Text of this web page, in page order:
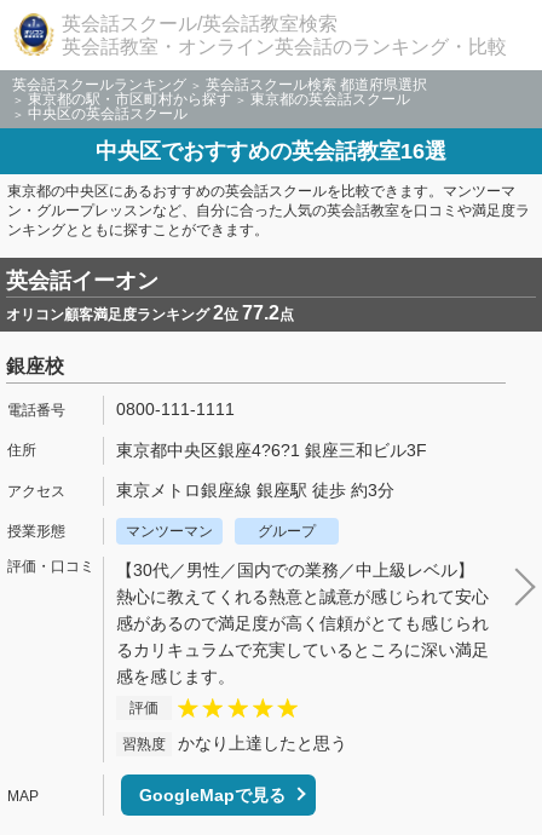
英会話スクール/英会話教室検索
英会話教室・オンライン英会話のランキング・比較
英会話スクールランキング
英会話スクール検索 都道府県選択
東京都の駅・市区町村から探す
東京都の英会話スクール
中央区の英会話スクール
中央区でおすすめの英会話教室16選
東京都の中央区にあるおすすめの英会話スクールを比較できます。マンツーマ
ン・グループレッスンなど、自分に合った人気の英会話教室を口コミや満足度ラ
ンキングとともに探すことができます。
英会話イーオン
オリコン顧客満足度ランキング2位 77.2点
銀座校
0800-111-1111
東京都中央区銀座4?6?1 銀座三和ビル3F
東京メトロ銀座線 銀座駅 徒歩 約3分
マンツーマン グループ
【30代／男性／国内での業務／中上級レベル】
熱心に教えてくれる熱意と誠意が感じられて安心
感があるので満足度が高く信頼がとても感じられ
るカリキュラムで充実しているところに深い満足
感を感じます。
評価
習熟度 かなり上達したと思う
GoogleMapで見る